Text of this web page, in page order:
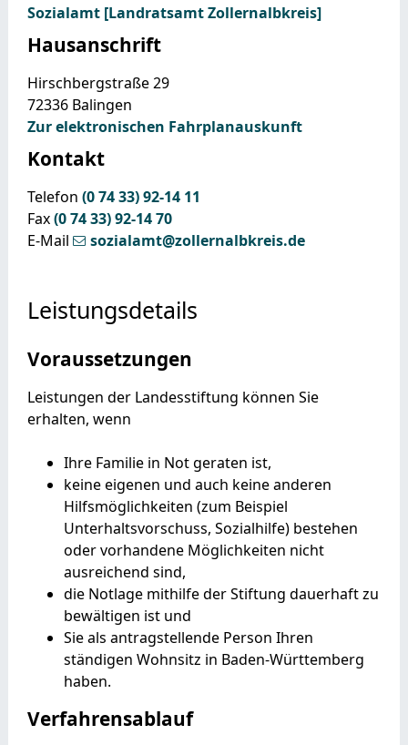
Sozialamt [Landratsamt Zollernalbkreis]
Hausanschrift
Hirschbergstraße 29
72336 Balingen
Zur elektronischen Fahrplanauskunft
Kontakt
Telefon (07433) 92-14 11
Fax(07433) 92-1470
E-Mail
sozialamt@zollernalbkreis.de
Leistungsdetails
Voraussetzungen
Leistungen der Landesstiftung können Sie
erhalten, wenn
Ihre Familie in Not geraten ist,
keine eigenen und auch keine anderen
Hilfsmöglichkeiten (zum Beispiel
Unterhaltsvorschuss, Sozialhilfe) bestehen
oder vorhandene Möglichkeiten nicht
ausreichend sind,
die Notlage mithilfe der Stiftung dauerhaft zu
bewältigen ist und
Sie als antragstellende Person Ihren
ständigen Wohnsitz in Baden-Württemberg
haben.
Verfahrensablauf